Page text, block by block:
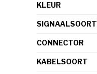
KLEUR
SIGNAALSOORT
CONNECTOR
KABELSOORT